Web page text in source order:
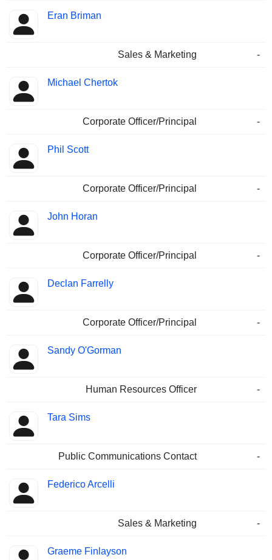
Eran Briman
Sales & Marketing -
Michael Chertok
Corporate Officer/Principal -
Phil Scott
Corporate Officer/Principal -
John Horan
Corporate Officer/Principal -
Declan Farrelly
Corporate Officer/Principal -
Sandy O'Gorman
Human Resources Officer -
Tara Sims
Public Communications Contact -
Federico Arcelli
Sales & Marketing -
Graeme Finlayson